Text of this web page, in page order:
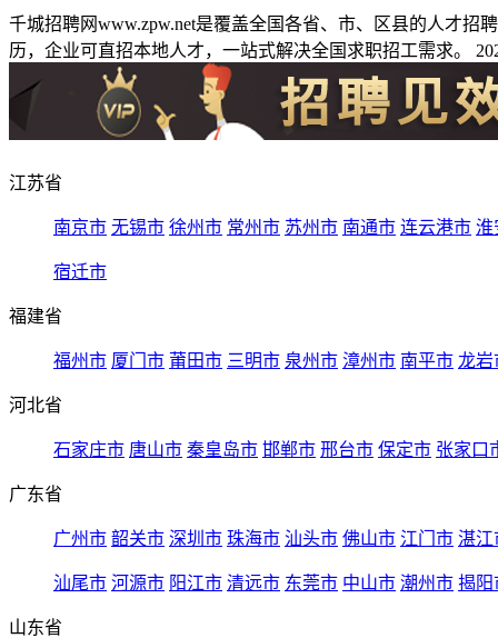
千城招聘网www.zpw.net是覆盖全国各省、市、区县的人才
历，企业可直招本地人才，一站式解决全国求职招工需求。
江苏省
南京市 无锡市 徐州市 常州市 苏州市 南通市 连云港市 淮
宿迁市
福建省
福州市 厦门市 莆田市 三明市 泉州市 漳州市 南平市 龙岩
河北省
石家庄市 唐山市 秦皇岛市 邯郸市 邢台市 保定市 张家口
广东省
广州市 韶关市 深圳市 珠海市 汕头市 佛山市 江门市 湛江
汕尾市 河源市 阳江市 清远市 东莞市 中山市 潮州市 揭阳
山东省